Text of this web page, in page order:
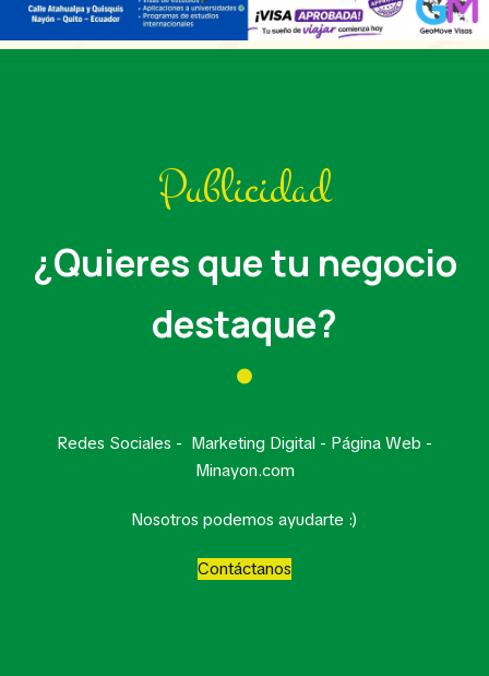
Publicidad
¿Quieres que tu negocio
destaque?
Redes Sociales - Marketing Digital - Página Web -
Minayon.com
Nosotros podemos ayudarte :)
Contáctanos